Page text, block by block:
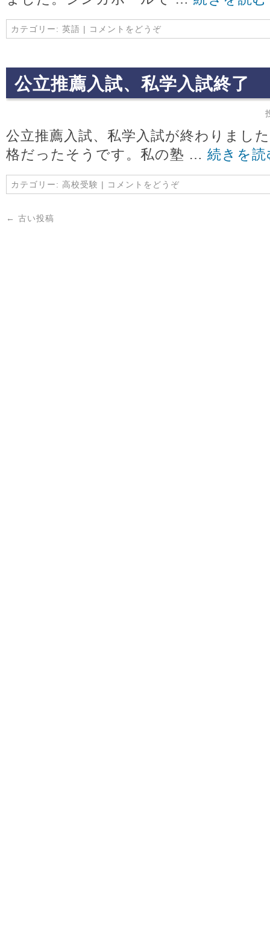
カテゴリー: 英語 | コメントをどうぞ
公立推薦入試、私学入試終了
公立推薦入試、私学入試が終わりまし
格だったそうです。私の塾 … 続きを
カテゴリー: 高校受験 | コメントをどうぞ
← 古い投稿